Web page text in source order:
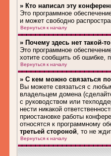
» Кто написал эту
Это программное
и может свободно
Вернуться к началу
» Почему здесь нет такой-
Это программное
хотите сообщить об ошибке,
Вернуться к началу
» С кем можно связаться
Вы можете связаться с
владельцем домена
с руководством или
нести никакой
приостановке работы
относятся к программному
третьей стороной, то не
Вернуться к началу